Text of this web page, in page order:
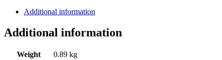
Additional information
Additional information
Weight
0.89 kg